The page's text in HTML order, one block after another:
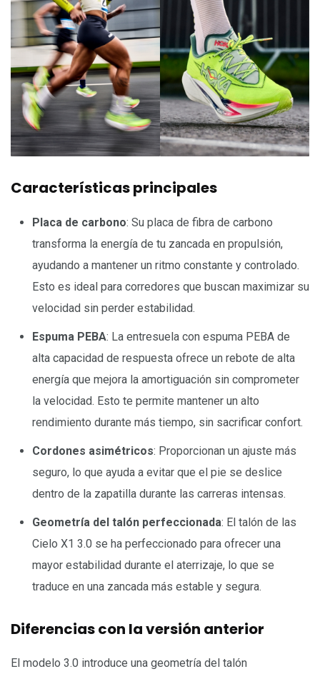
Características principales
Placa de carbono: Su placa de fibra de carbono
transforma la energía de tu zancada en propulsión,
ayudando a mantener un ritmo constante y controlado.
Esto es ideal para corredores que buscan maximizar su
velocidad sin perder estabilidad.
Espuma PEBA: La entresuela con espuma PEBA de
alta capacidad de respuesta ofrece un rebote de alta
energía que mejora la amortiguación sin comprometer
la velocidad. Esto te permite mantener un alto
rendimiento durante más tiempo, sin sacrificar confort.
Cordones asimétricos: Proporcionan un ajuste más
seguro, lo que ayuda a evitar que el pie se deslice
dentro de la zapatilla durante las carreras intensas.
Geometría del talón perfeccionada: El talón de las
Cielo X1 3.0 se ha perfeccionado para ofrecer una
mayor estabilidad durante el aterrizaje, lo que se
traduce en una zancada más estable y segura.
Diferencias con la versión anterior
El modelo 3.0 introduce una geometría del talón